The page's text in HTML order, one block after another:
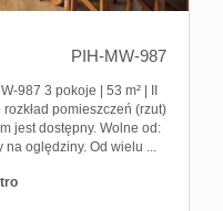
PIH-MW-987
987 3 pokoje | 53 m² | II
pomieszczeń (rzut)
jest dostępny. Wolne od:
na oględziny. Od wielu ...